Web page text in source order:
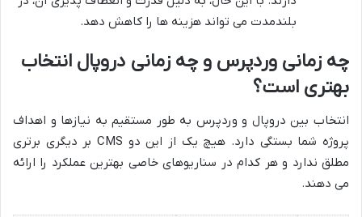
بلندمدت می تواند هزینه ها را کاهش دهد.
چه زمانی وردپرس و چه زمانی دروپال انتخاب
بهتری است؟
انتخاب بین دروپال و وردپرس به طور مستقیم به نیازها و اهداف
پروژه شما بستگی دارد. هیچ یک از این دو CMS بر دیگری برتری
مطلق ندارد و هر کدام در سناریوهای خاصی بهترین عملکرد را ارائه
می دهند.